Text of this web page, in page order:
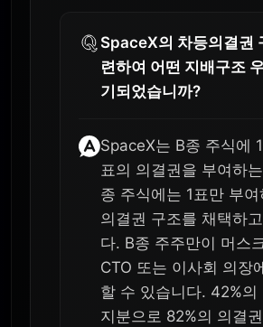
SpaceX의 차등의결권
련하여 어떤 지배구조
기되었습니까?
SpaceX는 B종 주식에
표의 의결권을 부여하
종 주식에는 1표만 부
의결권 구조를 채택하
다. B종 주주만이 머스
CTO 또는 이사회 의장
할 수 있습니다. 42%의
지분으로 82%의 의결